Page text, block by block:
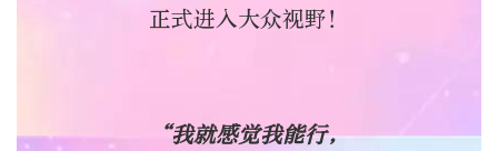
正式进入大众视野！
“我就感觉我能行，